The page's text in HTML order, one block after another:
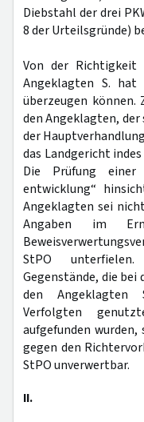
Diebstahl der drei
8 der Urteilsgründe)
Von der Richtigkeit
Angeklagten S.
überzeugen können.
den Angeklagten,
der
das Landgericht
Die Prüfung einer
entwicklung“
Angeklagten sei
Angaben im
StPO
Gegenstände, die bei
den Angeklagten
Verfolgten
aufgefunden wurden,
gegen den
StPO unverwertbar.
II.